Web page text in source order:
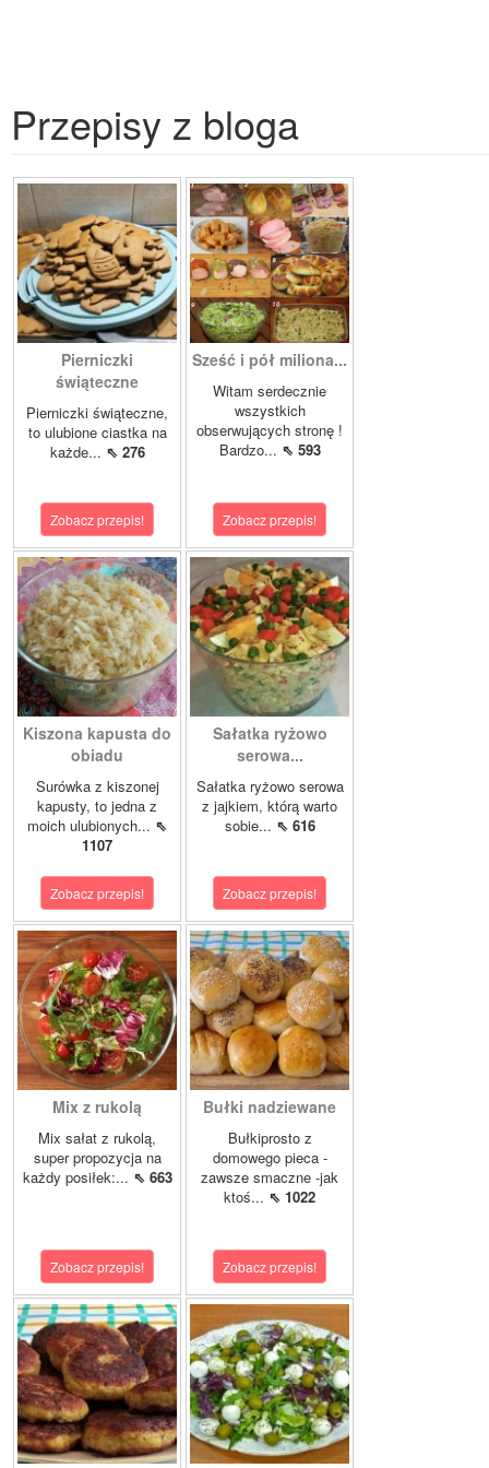
Przepisy z bloga
Pierniczki
świąteczne
Pierniczki świąteczne,
to ulubione ciastka na
każde... ⇖ 276
Zobacz przepis!
Sześć i pół miliona...
Witam serdecznie
wszystkich
obserwujących stronę !
Bardzo... ⇖ 593
Zobacz przepis!
Kiszona kapusta do
obiadu
Surówka z kiszonej
kapusty, to jedna z
moich ulubionych... ⇖
1107
Zobacz przepis!
Sałatka ryżowo
serowa...
Sałatka ryżowo serowa
z jajkiem, którą warto
sobie... ⇖ 616
Zobacz przepis!
Mix z rukolą
Mix sałat z rukolą,
super propozycja na
każdy posiłek:... ⇖ 663
Zobacz przepis!
Bułki nadziewane
Bułkiprosto z
domowego pieca -
zawsze smaczne -jak
ktoś... ⇖ 1022
Zobacz przepis!